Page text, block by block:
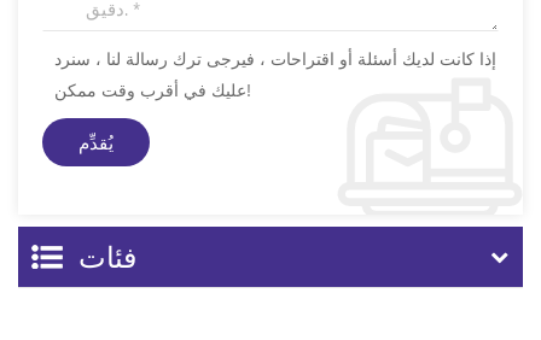
إذا كانت لديك أسئلة أو اقتراحات ، فيرجى ترك رسالة لنا ، سنرد
عليك في أقرب وقت ممكن!
فئات